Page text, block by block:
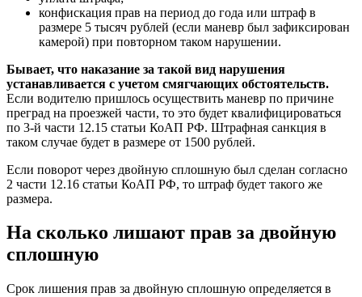
конфискация прав на период до года или штраф в
размере 5 тысяч рублей (если маневр был зафиксирован
камерой) при повторном таком нарушении.
Бывает, что наказание за такой вид нарушения
устанавливается с учетом смягчающих обстоятельств.
Если водителю пришлось осуществить маневр по причине
преград на проезжей части, то это будет квалифицироваться
по 3-й части 12.15 статьи КоАП РФ. Штрафная санкция в
таком случае будет в размере от 1500 рублей.
Если поворот через двойную сплошную был сделан согласно
2 части 12.16 статьи КоАП РФ, то штраф будет такого же
размера.
На сколько лишают прав за двойную
сплошную
Срок лишения прав за двойную сплошную определяется в